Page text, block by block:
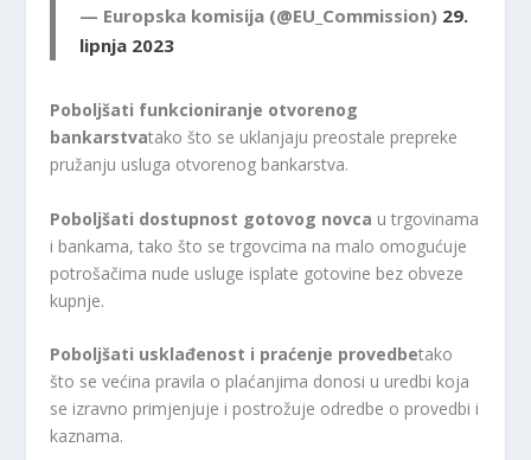
— Europska komisija (@EU_Commission) 29.
lipnja 2023
Poboljšati funkcioniranje otvorenog
bankarstvatako što se uklanjaju preostale prepreke
pružanju usluga otvorenog bankarstva.
Poboljšati dostupnost gotovog novca u trgovinama
i bankama, tako što se trgovcima na malo omogućuje
potrošačima nude usluge isplate gotovine bez obveze
kupnje.
Poboljšati usklađenost i praćenje provedbetako
što se većina pravila o plaćanjima donosi u uredbi koja
se izravno primjenjuje i postrožuje odredbe o provedbi i
kaznama.